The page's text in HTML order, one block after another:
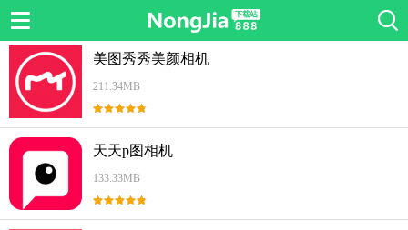
首页 美图秀秀免费下载app
美图秀秀美颜相机
211.34MB
天天p图相机
133.33MB